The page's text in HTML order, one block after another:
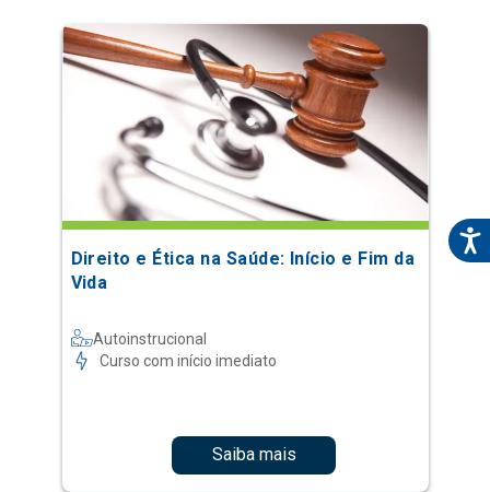
Direito e Ética na Saúde: Início e Fim da
Vida
Autoinstrucional
Curso com início imediato
Saiba mais